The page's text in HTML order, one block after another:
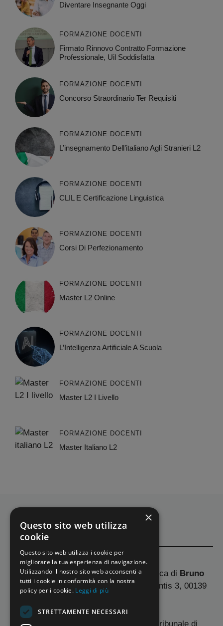
Diventare Insegnante Oggi
FORMAZIONE DOCENTI
Firmato Rinnovo Contratto Formazione
Professionale, Uil Soddisfatta
FORMAZIONE DOCENTI
Concorso Straordinario Ter Requisiti
FORMAZIONE DOCENTI
L’insegnamento Dell’italiano Agli Stranieri L2
FORMAZIONE DOCENTI
CLIL E Certificazione Linguistica
FORMAZIONE DOCENTI
Corsi Di Perfezionamento
FORMAZIONE DOCENTI
Master L2 Online
FORMAZIONE DOCENTI
L’Intelligenza Artificiale A Scuola
FORMAZIONE DOCENTI
Master L2 I Livello
FORMAZIONE DOCENTI
Master Italiano L2
La Scuola Oggiè una testata giornalistica di Bruno
De Luca Edizioni SRLGiuseppe De Santis 3, 00139
Iscrizione al Registro Stampa presso il tribunale di
×
Questo sito web utilizza
cookie
Questo sito web utilizza i cookie per
migliorare la tua esperienza di navigazione.
Utilizzando il nostro sito web acconsenti a
tutti i cookie in conformità con la nostra
policy per i cookie. Leggi di più
STRETTAMENTE NECESSARI